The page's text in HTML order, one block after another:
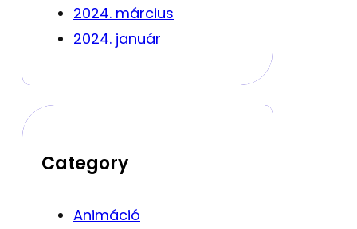
2024. március
2024. január
Category
Animáció